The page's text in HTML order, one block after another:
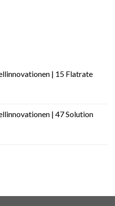
| 15 Flatrate
| 47 Solution